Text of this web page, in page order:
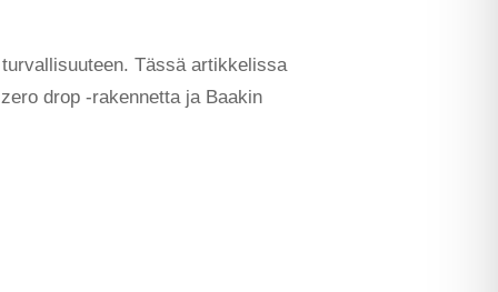
Tässä artikkelissa
drop -rakennetta ja Baakin